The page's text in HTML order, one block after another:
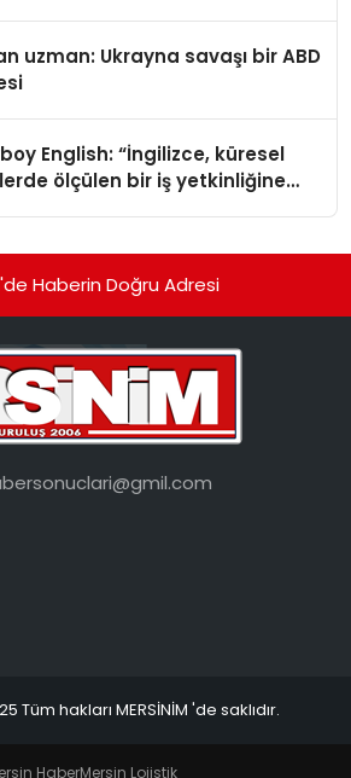
uzman: Ukrayna savaşı bir ABD
English: “İngilizce, küresel
ölçülen bir iş yetkinliğine
Haberin Doğru Adresi
Tüm hakları MERSİNİM 'de saklıdır.
HaberMersin Lojistik